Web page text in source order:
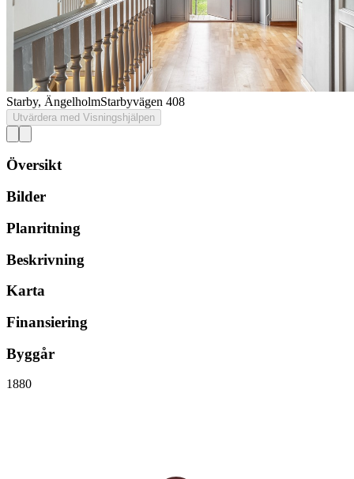
Starby, ÄngelholmStarbyvägen 408
Utvärdera med Visningshjälpen
Översikt
Bilder
Planritning
Beskrivning
Karta
Finansiering
Byggår
1880